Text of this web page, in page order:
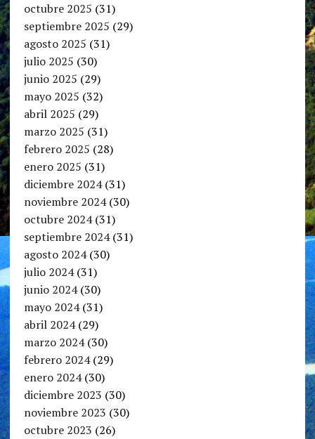
octubre 2025 (31)
septiembre 2025 (29)
agosto 2025 (31)
julio 2025 (30)
junio 2025 (29)
mayo 2025 (32)
abril 2025 (29)
marzo 2025 (31)
febrero 2025 (28)
enero 2025 (31)
diciembre 2024(31)
noviembre 2024(30)
octubre 2024(31)
septiembre 2024(31)
agosto 2024(30)
julio 2024(31)
junio 2024(30)
mayo 2024(31)
abril 2024(29)
marzo 2024(30)
febrero 2024(29)
enero 2024(30)
diciembre 2023 (30)
noviembre 2023 (30)
octubre 2023 (26)